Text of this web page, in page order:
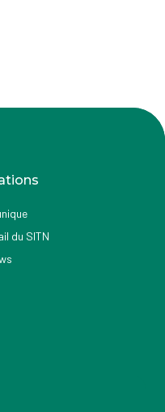
du SITN